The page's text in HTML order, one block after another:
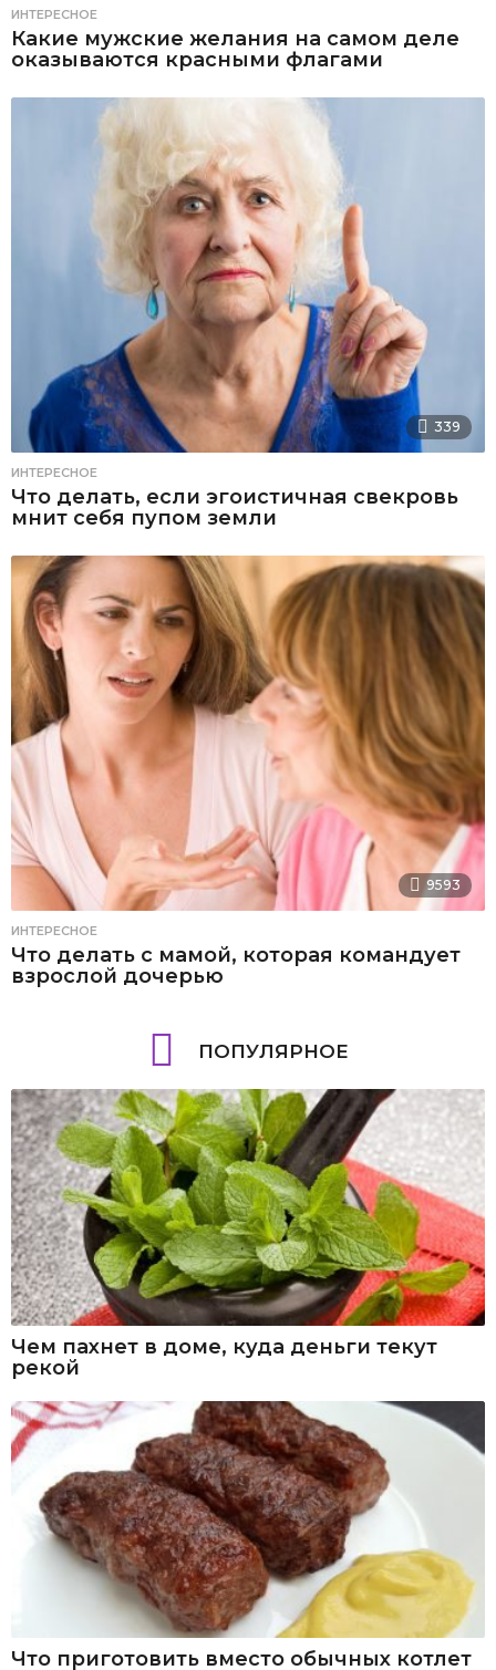
ИНТЕРЕСНОЕ
Какие мужские желания на самом деле
оказываются красными флагами
339
ИНТЕРЕСНОЕ
Что делать, если эгоистичная свекровь
мнит себя пупом земли
9593
ИНТЕРЕСНОЕ
Что делать с мамой, которая командует
взрослой дочерью
ПОПУЛЯРНОЕ
Чем пахнет в доме, куда деньги текут
рекой
Что приготовить вместо обычных котлет